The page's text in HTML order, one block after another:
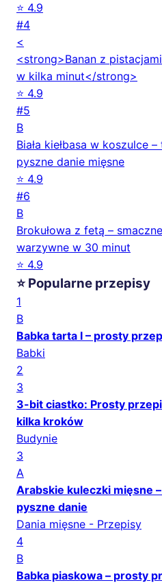
⭐ 4.9
#4
<
<strong>Banan z
w kilka minut</strong>
⭐ 4.9
#5
B
Biała kiełbasa w koszulce
pyszne danie mięsne
⭐ 4.9
#6
B
Brokułowa z fetą –
warzywne w 30 minut
⭐ 4.9
⭐ Popularne przepisy
1
B
Babka tarta I – prosty
Babki
2
3
3-bit ciastko: Prosty
kilka kroków
Budynie
3
A
Arabskie kuleczki mięsne
pyszne danie
Dania mięsne - Przepisy
4
B
Babka piaskowa – prosty